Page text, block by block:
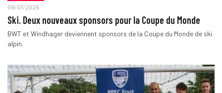
09/07/2026
Ski. Deux nouveaux sponsors pour la Coupe du Monde
BWT et Windhager deviennent sponsors de la Coupe du Monde de ski
alpin.